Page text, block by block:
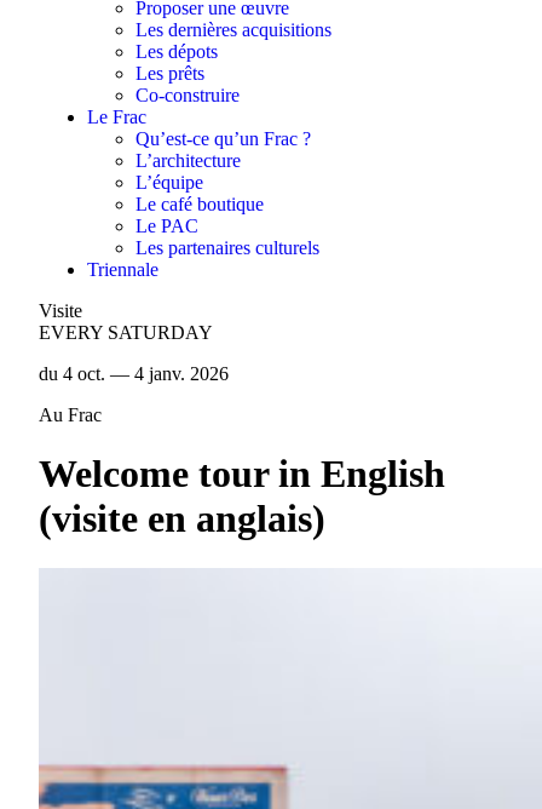
Proposer une œuvre
Les dernières acquisitions
Les dépots
Les prêts
Co-construire
Le Frac
Qu’est-ce qu’un Frac ?
L’architecture
L’équipe
Le café boutique
Le PAC
Les partenaires culturels
Triennale
Visite
EVERY SATURDAY
du 4 oct. — 4 janv. 2026
Au Frac
Welcome tour in English
(visite en anglais)